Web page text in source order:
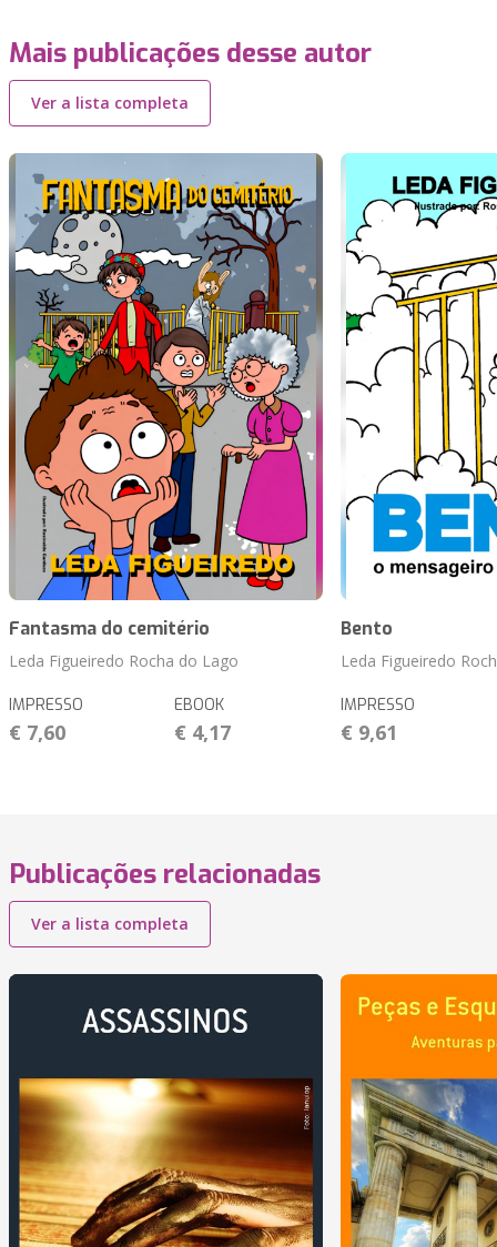
Mais publicações desse autor
Ver a lista completa
Fantasma do cemitério
Leda Figueiredo Rocha do Lago
IMPRESSO
€ 7,60
EBOOK
€ 4,17
Bento
Leda Figueiredo
IMPRESSO
€ 9,61
Publicações relacionadas
Ver a lista completa